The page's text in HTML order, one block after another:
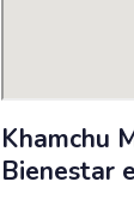
Khamchu
Bienestar